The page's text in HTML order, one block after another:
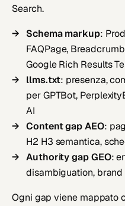
Search.
Schema markup:
FAQPage,
Google Rich Results
llms.txt: presenza,
per GPTBot,
AI
Content gap AEO:
H2 H3 semantica,
Authority gap GEO:
disambiguation,
Ogni gap viene mappato